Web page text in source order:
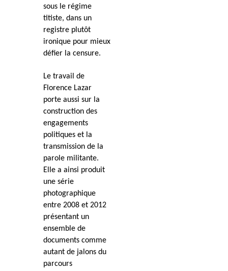
sous le régime
titiste, dans un
registre plutôt
ironique pour mieux
défier la censure.
Le travail de
Florence Lazar
porte aussi sur la
construction des
engagements
politiques et la
transmission de la
parole militante.
Elle a ainsi produit
une série
photographique
entre 2008 et 2012
présentant un
ensemble de
documents comme
autant de jalons du
parcours